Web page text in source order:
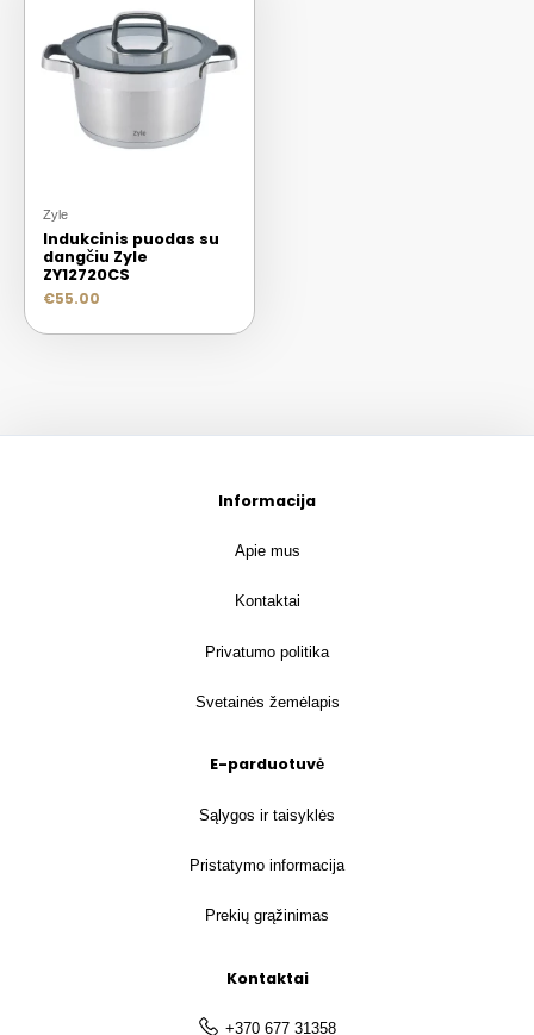
Zyle
Indukcinis puodas su
dangčiu Zyle
ZY12720CS
€55.00
Informacija
Apie mus
Kontaktai
Privatumo politika
Svetainės žemėlapis
E-parduotuvė
Sąlygos ir taisyklės
Pristatymo informacija
Prekių grąžinimas
Kontaktai
+370 677 31358